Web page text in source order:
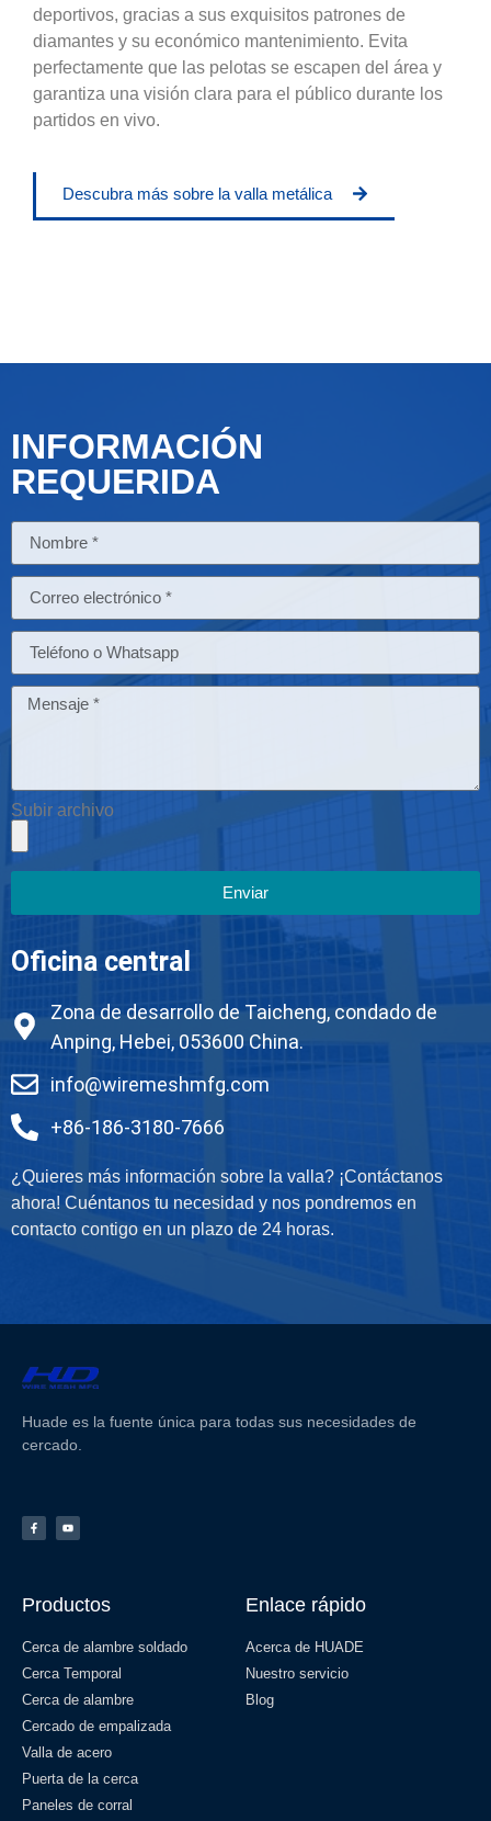
deportivos, gracias a sus exquisitos patrones de
diamantes y su económico mantenimiento. Evita
perfectamente que las pelotas se escapen del área y
garantiza una visión clara para el público durante los
partidos en vivo.
Descubra más sobre la valla metálica
INFORMACIÓN
REQUERIDA
Subir archivo
Enviar
Oficina central
Zona de desarrollo de Taicheng, condado de
Anping, Hebei, 053600 China.
info@wiremeshmfg.com
+86-186-3180-7666
¿Quieres más información sobre la valla? ¡Contáctanos
ahora! Cuéntanos tu necesidad y nos pondremos en
contacto contigo en un plazo de 24 horas.
Huade es la fuente única para todas sus necesidades de
cercado.
Productos
Cerca de alambre soldado
Cerca Temporal
Cerca de alambre
Cercado de empalizada
Valla de acero
Puerta de la cerca
Paneles de corral
Enlace rápido
Acerca de HUADE
Nuestro servicio
Blog